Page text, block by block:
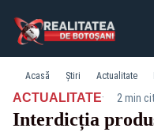
Acasă Știri Actualitate
ACTUALITATE· 2 min
Interdicția